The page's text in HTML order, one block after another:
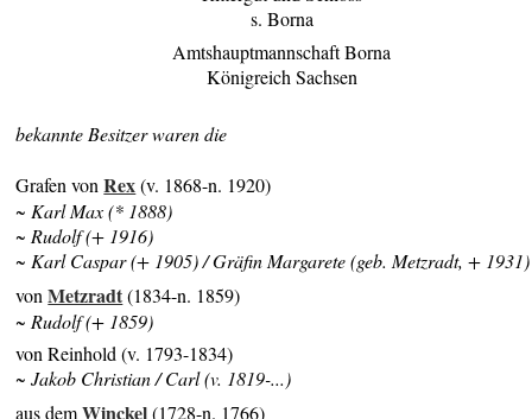
s. Borna
Amtshauptmannschaft Borna
Königreich Sachsen
bekannte Besitzer waren die
Grafen vonRex(v. 1868-n. 1920)
~ Karl Max (* 1888)
~ Rudolf (+ 1916)
~ Karl Caspar (+ 1905) / Gräfin Margarete (geb. Metzradt, + 1931)
vonMetzradt(1834-n. 1859)
~ Rudolf (+ 1859)
von Reinhold (v. 1793-1834)
~ Jakob Christian / Carl (v. 1819-...)
aus demWinckel(1728-n. 1766)